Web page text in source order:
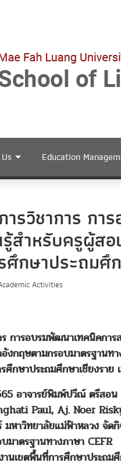
Education
ารวิชาการ ก
สำหรับครูผู้ส
กษาประถมศึ
Activities
การอบรมพัฒนาเทคนิคกา
งกฤษตามกรอบมาตรฐานทา
กษาประถมศึกษาเชียงราย
อาจารย์พิมพ์ปวีณ์ ตรีส
Paul, Aj. Noer
หาวิทยาลัยแม่ฟ้าหลวง จัด
มาตรฐานทางภาษา CEFR
านเขตพื้นที่การศึกษาประถ